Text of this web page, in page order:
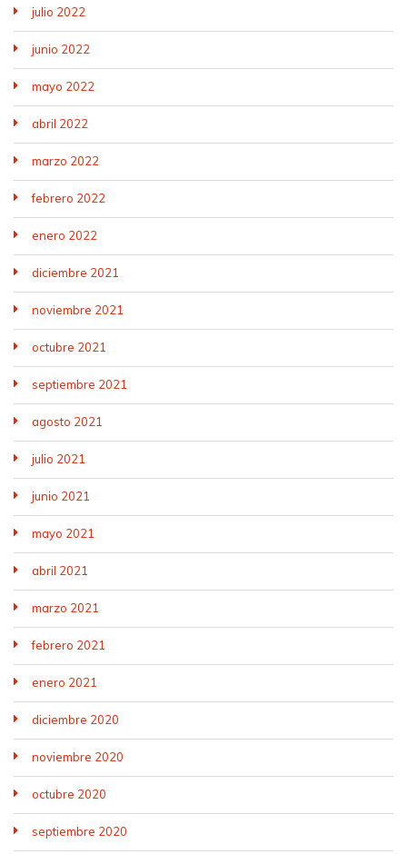
julio 2022
junio 2022
mayo 2022
abril 2022
marzo 2022
febrero 2022
enero 2022
diciembre 2021
noviembre 2021
octubre 2021
septiembre 2021
agosto 2021
julio 2021
junio 2021
mayo 2021
abril 2021
marzo 2021
febrero 2021
enero 2021
diciembre 2020
noviembre 2020
octubre 2020
septiembre 2020